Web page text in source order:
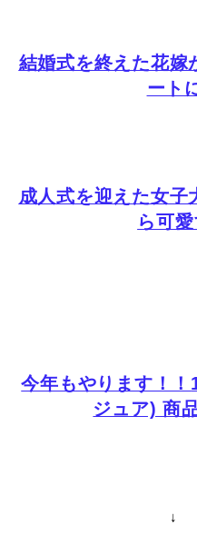
結婚式を終えた花嫁
ート
成人式を迎えた女
ら可愛
今年もやります！！
ジュア) 商
↓